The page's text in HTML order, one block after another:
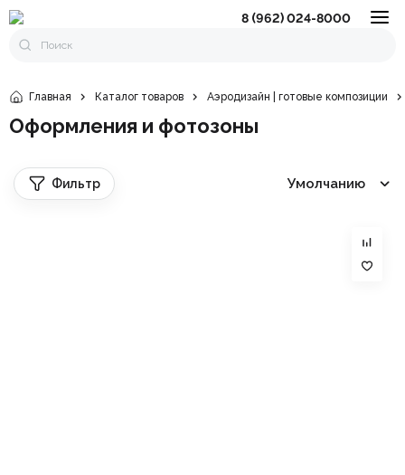
8 (962) 024-8000
Главная Каталог товаров Аэродизайн | готовые композиции
Оформления и фотозоны
Фильтр Умолчанию